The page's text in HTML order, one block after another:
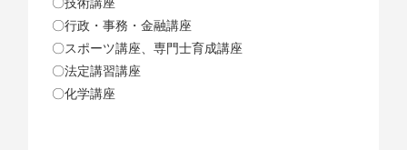
〇技術講座
〇行政・事務・金融講座
〇スポーツ講座、専門士育成講座
〇法定講習講座
〇化学講座